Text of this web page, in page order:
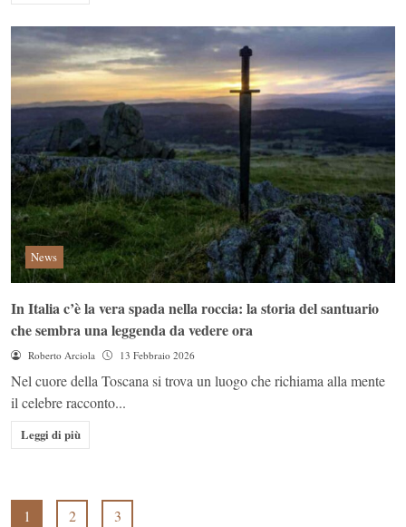
News
In Italia c’è la vera spada nella roccia: la storia del santuario
che sembra una leggenda da vedere ora
Roberto Arciola 13 Febbraio 2026
Nel cuore della Toscana si trova un luogo che richiama alla mente
il celebre racconto...
Leggi di più
1 2 3